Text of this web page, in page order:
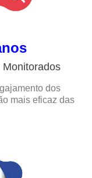
dos
mais eficaz das